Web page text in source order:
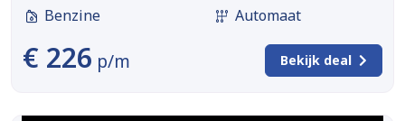
Benzine Automaat
€ 226 p/m Bekijk deal